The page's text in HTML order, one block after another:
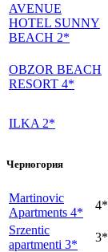
AVENUE
HOTEL SUNNY
BEACH 2*
OBZOR BEACH
RESORT 4*
ILKA 2*
Черногория
Martinovic
Apartments 4*
4*
Srzentic
apartmenti 3*
3*